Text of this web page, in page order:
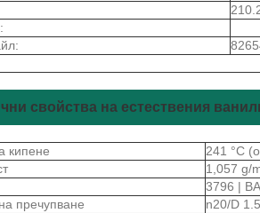
свойства на естествения
кипене
241 °C
1,057 g/
3796 |
пречупване
n20/D